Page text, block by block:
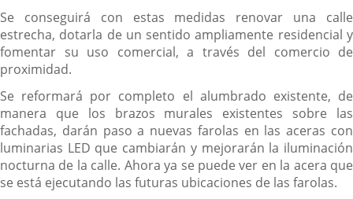
Se conseguirá con estas medidas renovar una calle
estrecha, dotarla de un sentido ampliamente residencial y
fomentar su uso comercial, a través del comercio de
proximidad.
Se reformará por completo el alumbrado existente, de
manera que los brazos murales existentes sobre las
fachadas, darán paso a nuevas farolas en las aceras con
luminarias LED que cambiarán y mejorarán la iluminación
nocturna de la calle. Ahora ya se puede ver en la acera que
se está ejecutando las futuras ubicaciones de las farolas.